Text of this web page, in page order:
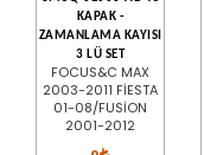
KAPAK -
ZAMANLAMA KAYISI
3 LÜ SET
FOCUS&C MAX
2003-2011 FİESTA
01-08/FUSİON
2001-2012